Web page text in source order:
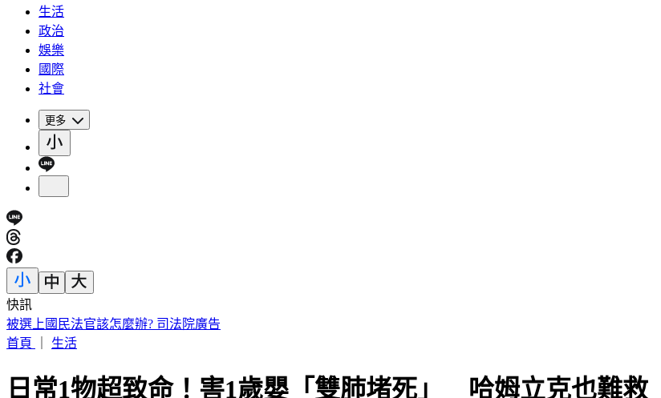
生活
政治
娛樂
國際
社會
更多
快訊
白海豚週末最接近台灣！氣象署「不排除陸警」估下午發海警
首頁
生活
日常1物超致命！害1歲嬰「雙肺堵死」 哈姆立克也難救